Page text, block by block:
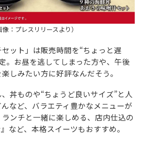
像：プレスリリースより）
ット」は販売時間を“ちょっと遅
。お昼を逃してしまった方や、午後
しみたい方に好評なんだそう。
丼ものや“ちょうど良いサイズ”と人
など、バラエティ豊かなメニューが
ンチと一緒に楽しめる、店内仕込の
など、本格スイーツもおすすめ。